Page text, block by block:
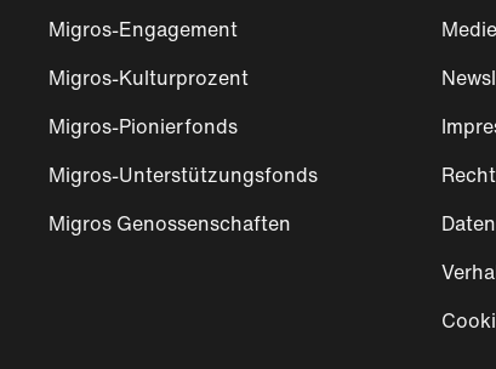
Migros-Engagement
Migros-Kulturprozent
Migros-Pionierfonds
Migros-Unterstützungsfonds
Migros Genossenschaften